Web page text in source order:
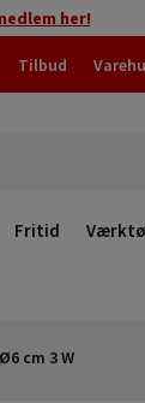
her!
Tilbud
Fritid
cm 3 W